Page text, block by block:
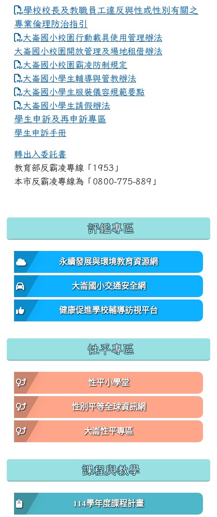
學校校長及教職員工違反與性或性別有關之
專業倫理防治指引
大崙國小校園行動載具使用管理辦法
大崙國小校園開放管理及場地租借辦法
大崙國小校園霸凌防制規定
大崙國小學生輔導與管教辦法
大崙國小學生服裝儀容規範要點
link to https://www.dles.tyc.edu.tw/uploads/
大崙國小學生請假辦法
學生申訴及再申訴專區
學生申訴手冊
轉出入委託書
教育部反霸凌專線「1953」
本市反霸凌專線為「0800-775-889」
:::
評鑑專區
永續發展與環境教育資源網
大崙國小交通安全網
健康促進學校輔導訪視平台
性平專區
性平小學堂
性別平等全球資訊網
大崙性平專區
課程與教學
114學年度課程計畫